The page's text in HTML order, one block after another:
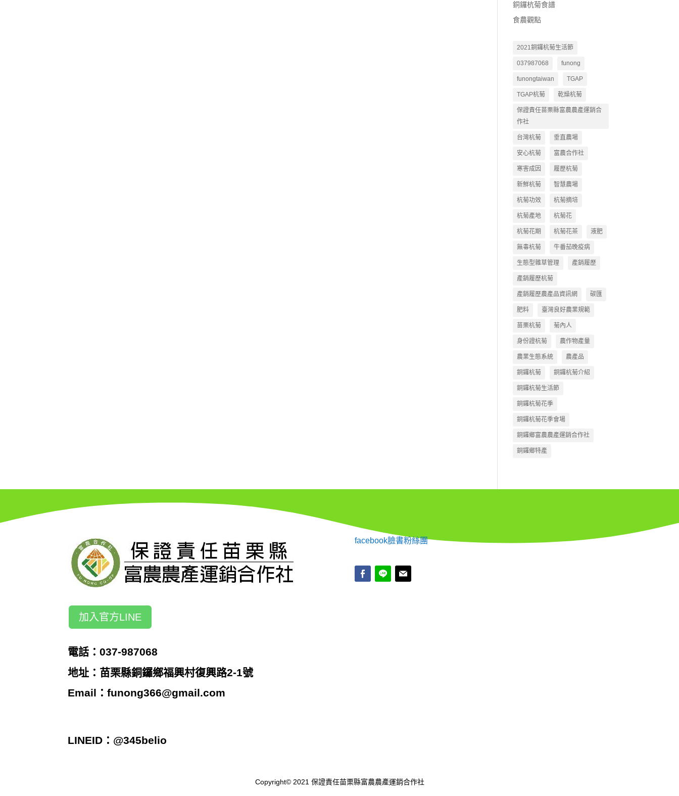
銅鑼杭菊食譜
食農觀點
2021銅鑼杭菊生活節
037987068 funong
funongtaiwan TGAP
TGAP杭菊 乾燥杭菊
保證責任苗栗縣富農農產運銷合
作社
台灣杭菊 垂直農場
安心杭菊 富農合作社
寒害成因 履歷杭菊
新鮮杭菊 智慧農場
杭菊功效 杭菊摘培
杭菊產地 杭菊花
杭菊花期 杭菊花茶 液肥
無毒杭菊 牛番茄晚疫病
生態型雜草管理 產銷履歷
產銷履歷杭菊
產銷履歷農產品資訊網 碳匯
肥料 臺灣良好農業規範
苗栗杭菊 菊內人
身份證杭菊 農作物產量
農業生態系統 農產品
銅鑼杭菊 銅鑼杭菊介紹
銅鑼杭菊生活節
銅鑼杭菊花季
銅鑼杭菊花季會場
銅鑼鄉富農農產運銷合作社
銅鑼鄉特產
加入官方LINE
電話：037-987068
地址：苗栗縣銅鑼鄉福興村復興路2-1號
Email：funong366@gmail.com
LINEID：@345belio
facebook臉書粉絲團
Copyright© 2021 保證責任苗栗縣富農農產運銷合作社